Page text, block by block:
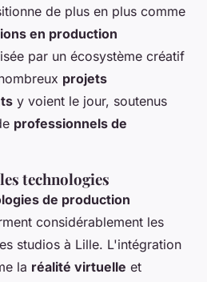
de plus en plus comme
en production
par un écosystème créatif
projets
y voient le jour, soutenus
professionnels de
technologies
de production
considérablement les
studios à Lille. L'intégration
la réalité virtuelle et